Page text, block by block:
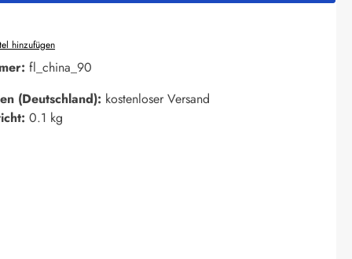
hinzufügen
fl_china_90
(Deutschland): kostenloser Versand
0.1 kg